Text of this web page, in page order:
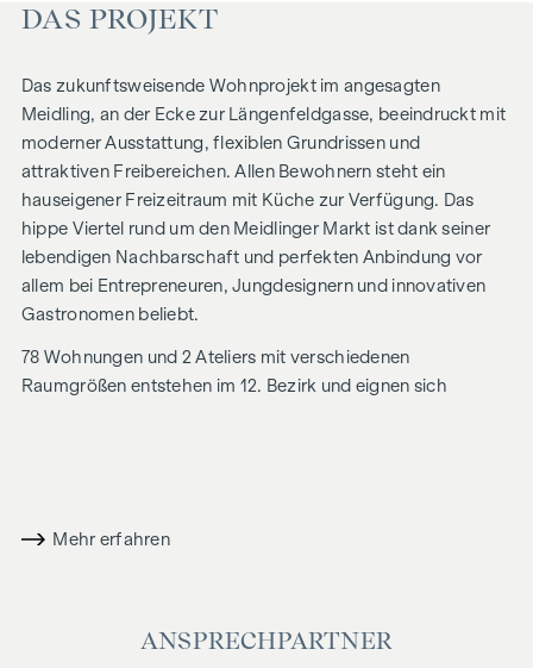
DAS PROJEKT
Das zukunftsweisende Wohnprojekt im angesagten
Meidling, an der Ecke zur Längenfeldgasse, beeindruckt mit
moderner Ausstattung, flexiblen Grundrissen und
attraktiven Freibereichen. Allen Bewohnern steht ein
hauseigener Freizeitraum mit Küche zur Verfügung. Das
hippe Viertel rund um den Meidlinger Markt ist dank seiner
lebendigen Nachbarschaft und perfekten Anbindung vor
allem bei Entrepreneuren, Jungdesignern und innovativen
Gastronomen beliebt.
78 Wohnungen und 2 Ateliers mit verschiedenen
Raumgrößen entstehen im 12. Bezirk und eignen sich
Zimmern und Größen von ca. 40 bis 68 qm. Die Wohnungen
bilden attraktive Dachgeschosswohnungen, verteilt auf 2
Mehr erfahren
ANSPRECHPARTNER